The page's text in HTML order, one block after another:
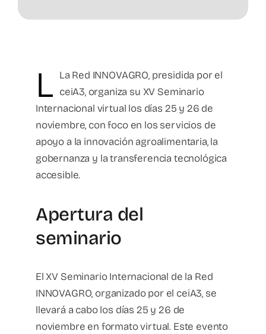
L La Red INNOVAGRO, presidida por el
ceiA3, organiza su XV Seminario
Internacional virtual los días 25 y 26 de
noviembre, con foco en los servicios de
apoyo a la innovación agroalimentaria, la
gobernanza y la transferencia tecnológica
accesible.
Apertura del
seminario
El XV Seminario Internacional de la Red
INNOVAGRO, organizado por el ceiA3, se
llevará a cabo los días 25 y 26 de
noviembre en formato virtual. Este evento